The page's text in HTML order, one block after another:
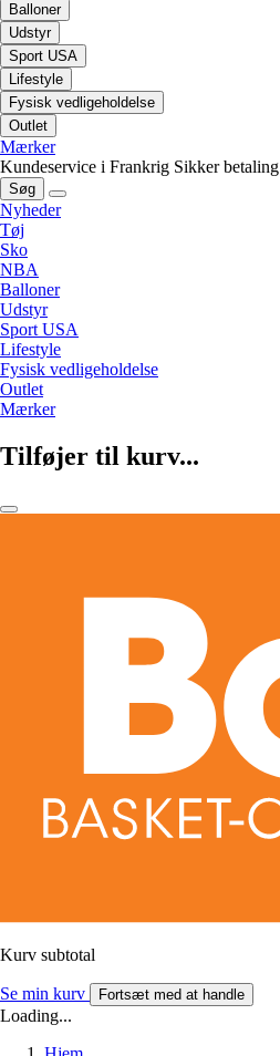
Balloner
Udstyr
Sport USA
Lifestyle
Fysisk vedligeholdelse
Outlet
Mærker
Kundeservice i Frankrig Sikker betaling
Søg
Nyheder
Tøj
Sko
NBA
Balloner
Udstyr
Sport USA
Lifestyle
Fysisk vedligeholdelse
Outlet
Mærker
Tilføjer til kurv...
Kurv subtotal
Se min kurv Fortsæt med at handle
Loading...